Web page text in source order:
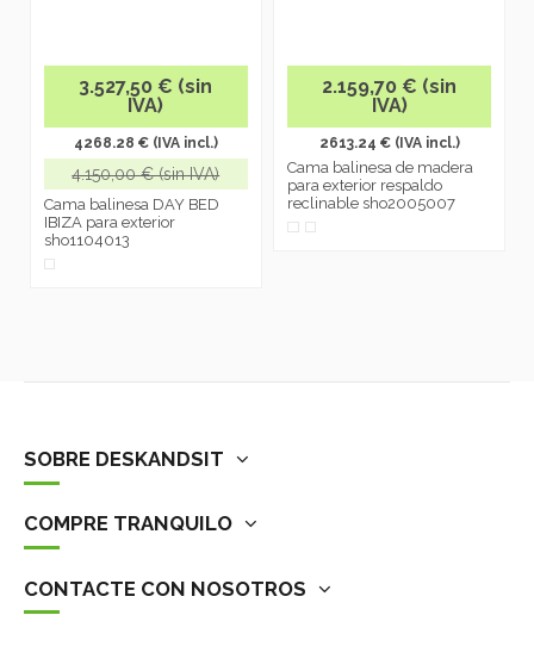
3.527,50 € (sin
IVA)
4268.28 € (IVA incl.)
4.150,00 € (sin IVA)
Cama balinesa DAY BED
IBIZA para exterior
sho1104013
2.159,70 € (sin
IVA)
2613.24 € (IVA incl.)
Cama balinesa de madera
para exterior respaldo
reclinable sho2005007
SOBRE DESKANDSIT
COMPRE TRANQUILO
CONTACTE CON NOSOTROS